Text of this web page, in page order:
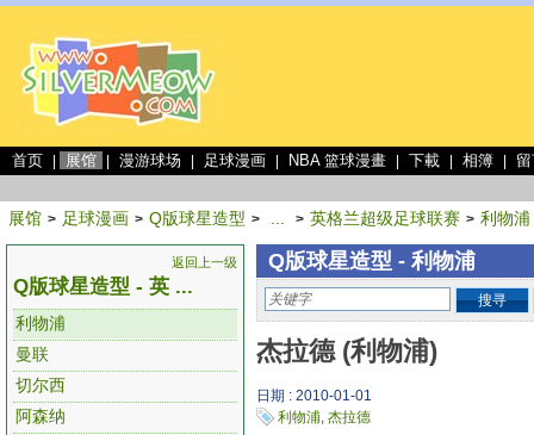
首页 展馆 漫游球场 足球漫画 NBA 篮球漫畫 下載 相簿
展馆 > 足球漫画 > Q版球星造型 > > 英格兰超级足球联赛 > 利物浦
返回上一级
Q版球星造型 - 英 ...
利物浦
曼联
切尔西
阿森纳
Q版球星造型 - 利物浦
搜寻
杰拉德 (利物浦)
日期 : 2010-01-01
利物浦, 杰拉德